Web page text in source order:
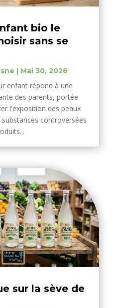
bio le
sans se
| Mai 30, 2026
enfant répond à une
des parents, portée
l'exposition des peaux
controversées
sur la sève de